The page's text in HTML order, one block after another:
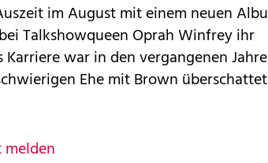
im August mit einem neuen
Talkshowqueen Oprah Winfrey ihr
war in den vergangenen
Ehe mit Brown überschattet
melden